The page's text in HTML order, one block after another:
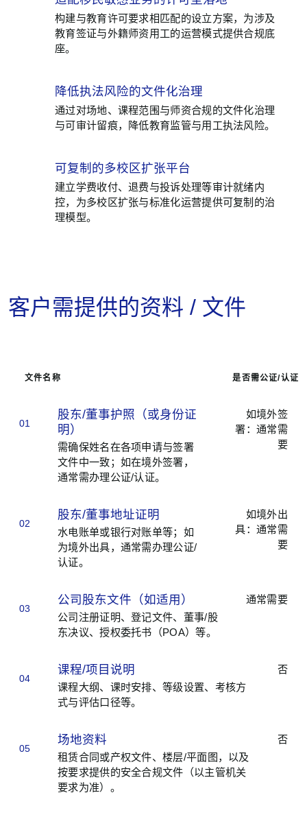
构建与教育许可要求相匹配的设立方案，为涉及
教育签证与外籍师资用工的运营模式提供合规底
座。
降低执法风险的文件化治理
通过对场地、课程范围与师资合规的文件化治理
与可审计留痕，降低教育监管与用工执法风险。
可复制的多校区扩张平台
建立学费收付、退费与投诉处理等审计就绪内
控，为多校区扩张与标准化运营提供可复制的治
理模型。
客户需提供的资料 / 文件
文件名称 是否需公证/认证
01
股东/董事护照（或身份证
明）
需确保姓名在各项申请与签署
文件中一致；如在境外签署，
通常需办理公证/认证。
如境外签
署：通常需
要
02
股东/董事地址证明
水电账单或银行对账单等；如
为境外出具，通常需办理公证/
认证。
如境外出
具：通常需
要
03
公司股东文件（如适用）
公司注册证明、登记文件、董事/股
东决议、授权委托书（POA）等。
通常需要
04
课程/项目说明
课程大纲、课时安排、等级设置、考核方
式与评估口径等。
否
05
场地资料
租赁合同或产权文件、楼层/平面图，以及
按要求提供的安全合规文件（以主管机关
要求为准）。
否